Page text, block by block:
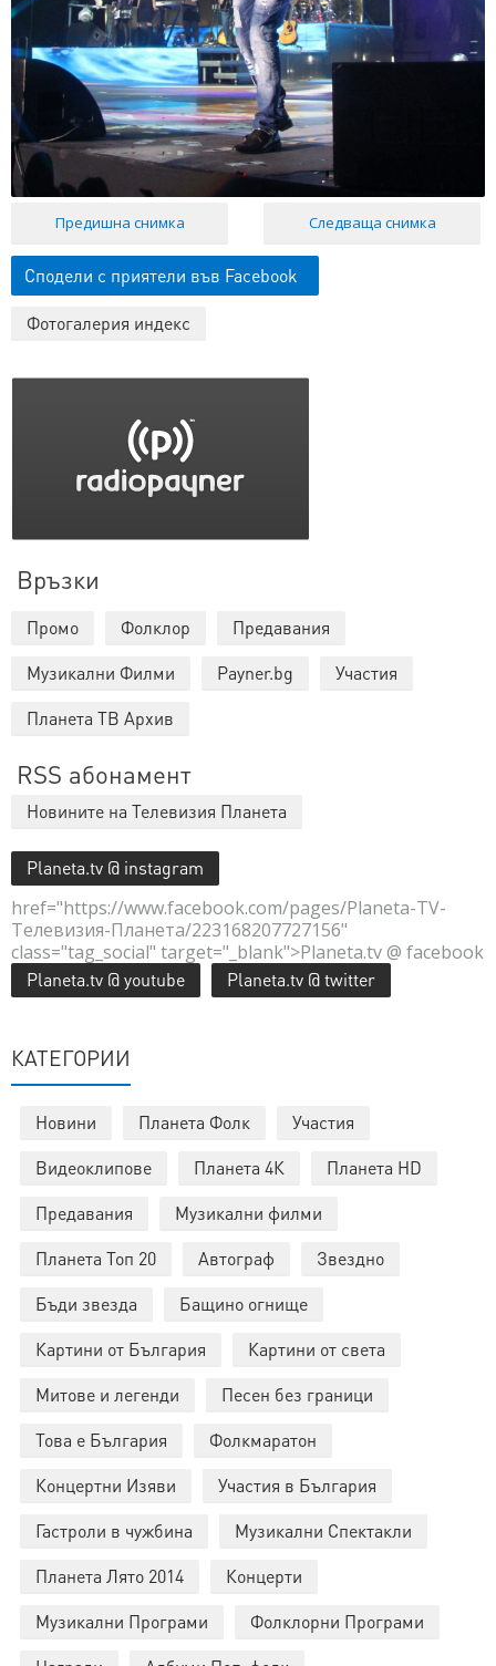
Предишна снимка Следваща снимка
Сподели с приятели във Facebook
Фотогалерия индекс
Връзки
Промо Фолклор
Предавания
Музикални Филми
Payner.bg
Участия
Планета ТВ Архив
RSS абонамент
Новините на Телевизия Планета
Planeta.tv @ instagram
href="https://www.facebook.com/pages/Planeta-TV-
Телевизия-Планета/223168207727156"
class="tag_social" target="_blank">Planeta.tv @ facebook
Planeta.tv @ youtube Planeta.tv @ twitter
КАТЕГОРИИ
Новини Планета Фолк
Участия
Видеоклипове
Планета 4К
Планета HD
Предавания
Музикални филми
Планета Топ 20
Автограф
Звездно
Бъди звезда
Бащино огнище
Картини от България
Картини от света
Митове и легенди
Песен без граници
Това е България
Фолкмаратон
Концертни Изяви
Участия в България
Гастроли в чужбина
Музикални Спектакли
Планета Лято 2014
Концерти
Музикални Програми
Фолклорни Програми